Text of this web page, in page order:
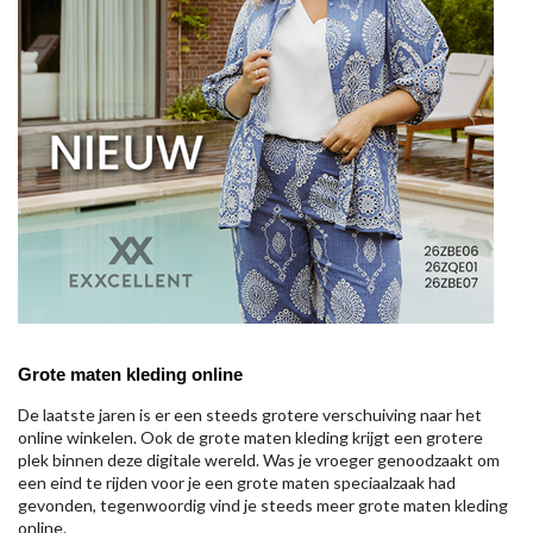
Grote maten kleding online
De laatste jaren is er een steeds grotere verschuiving naar het
online winkelen. Ook de grote maten kleding krijgt een grotere
plek binnen deze digitale wereld. Was je vroeger genoodzaakt om
een eind te rijden voor je een grote maten speciaalzaak had
gevonden, tegenwoordig vind je steeds meer grote maten kleding
online.